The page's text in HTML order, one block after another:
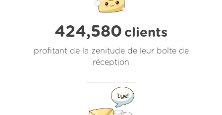
424,580 clients
profitant de la zenitude de leur boîte de
réception